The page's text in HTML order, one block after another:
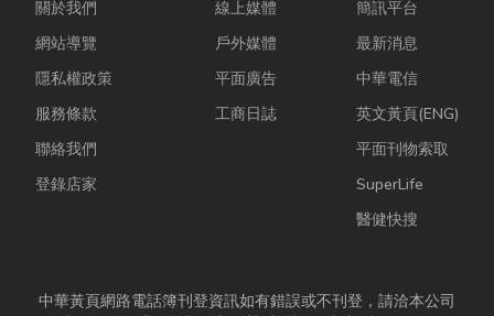
關於我們
網站導覽
隱私權政策
服務條款
聯絡我們
登錄店家
線上媒體
戶外媒體
平面廣告
工商日誌
簡訊平台
最新消息
中華電信
英文黃頁(ENG)
平面刊物索取
SuperLife
醫健快搜
中華黃頁網路電話簿刊登資訊如有錯誤或不刊登，請洽本公司